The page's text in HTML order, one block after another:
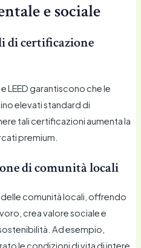
e sociale
di certificazione
LEED garantiscono che le
elevati standard di
tali certificazioni aumenta la
premium.
di comunità locali
comunità locali, offrendo
crea valore sociale e
Ad esempio,
le condizioni di vita di intere